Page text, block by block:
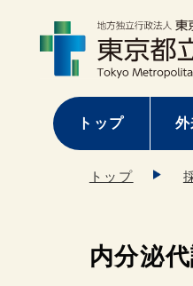
トップ
トップ
内分泌